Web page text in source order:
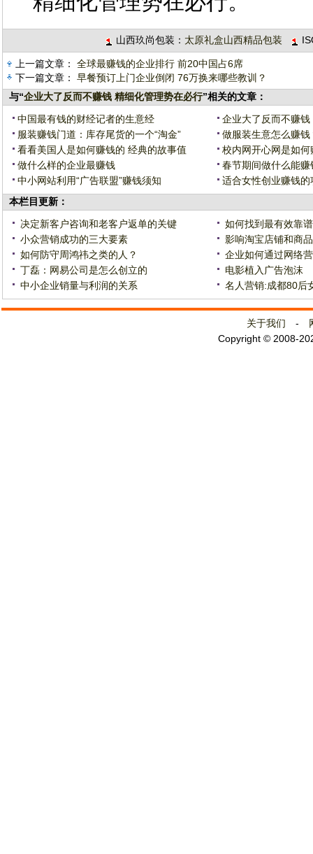
山西玖尚包装： 太原礼盒山西精品包装
上一篇文章： 全球最赚钱的企业排行 前20中国占6席
下一篇文章： 早餐预订上门企业倒闭 76万换来哪些教训？
与“企业大了反而不赚钱 精细化管理势在必行”相关的文章：
中国最有钱的财经记者的生意经
企业大了反而不赚
服装赚钱门道：库存尾货的一个“淘金”
做服装生意怎么赚钱
看看美国人是如何赚钱的 经典的故事值
校内网开心网是如何
做什么样的企业最赚钱
春节期间做什么能赚
中小网站利用“广告联盟”赚钱须知
适合女性创业赚钱的
本栏目更新：
决定新客户咨询和老客户返单的关键
如何找到最有效靠
小众营销成功的三大要素
影响淘宝店铺和商
如何防守周鸿祎之类的人？
企业如何通过网络
丁磊：网易公司是怎么创立的
电影植入广告泡沫
中小企业销量与利润的关系
名人营销:成都80后
关于我们 -
Copyright © 2008-